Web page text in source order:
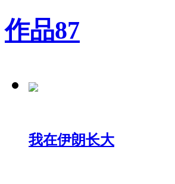
作品87
我在伊朗长大